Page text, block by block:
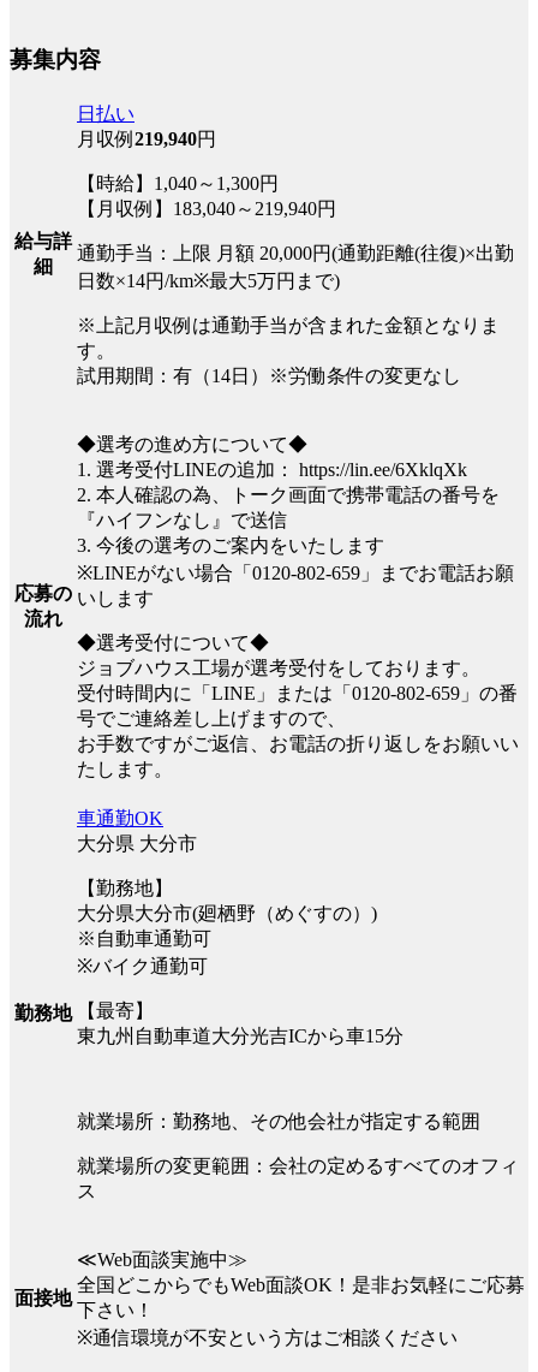
募集内容
給与詳
細
日払い
月収例 219,940円
【時給】1,040～1,300円
【月収例】183,040～219,940円
通勤手当：上限 月額 20,000円(通勤距離(往復)×出勤
日数×14円/km※最大5万円まで)
※上記月収例は通勤手当が含まれた金額となりま
す。
試用期間：有（14日）※労働条件の変更なし
応募の
流れ
◆選考の進め方について◆
1. 選考受付LINEの追加： https://lin.ee/6XklqXk
2. 本人確認の為、トーク画面で携帯電話の番号を
『ハイフンなし』で送信
3. 今後の選考のご案内をいたします
※LINEがない場合「0120-802-659」までお電話お願
いします
◆選考受付について◆
ジョブハウス工場が選考受付をしております。
受付時間内に「LINE」または「0120-802-659」の番
号でご連絡差し上げますので、
お手数ですがご返信、お電話の折り返しをお願いい
たします。
勤務地
車通勤OK
大分県 大分市
【勤務地】
大分県大分市(廻栖野（めぐすの）)
※自動車通勤可
※バイク通勤可
【最寄】
東九州自動車道大分光吉ICから車15分
就業場所：勤務地、その他会社が指定する範囲
就業場所の変更範囲：会社の定めるすべてのオフィ
ス
面接地
≪Web面談実施中≫
全国どこからでもWeb面談OK！是非お気軽にご応募
下さい！
※通信環境が不安という方はご相談ください